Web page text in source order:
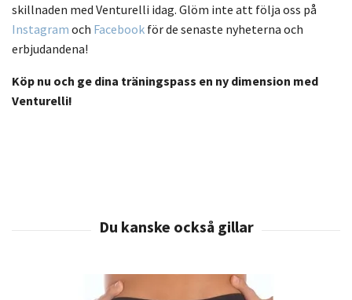
skillnaden med Venturelli idag. Glöm inte att följa oss på
Instagram och Facebook för de senaste nyheterna och
erbjudandena!
Köp nu och ge dina träningspass en ny dimension med
Venturelli!